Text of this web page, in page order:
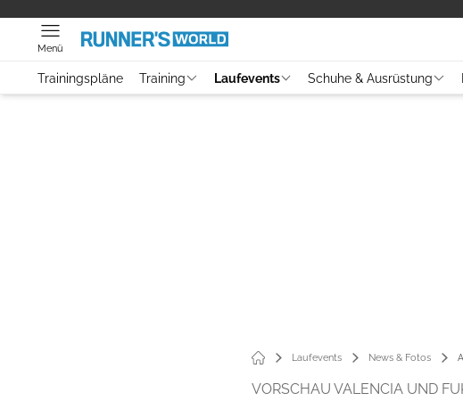
Menü
Trainingspläne Training Laufevents Schuhe & Ausrüstung
Laufevents News & Fotos
VORSCHAU VALENCIA UND